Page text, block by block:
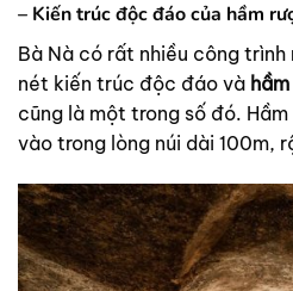
– Kiến trúc độc đáo của hầm
Bà Nà có rất nhiều công trình
nét kiến trúc độc đáo và
cũng là một trong số đó.
vào trong lòng núi dài 100m,